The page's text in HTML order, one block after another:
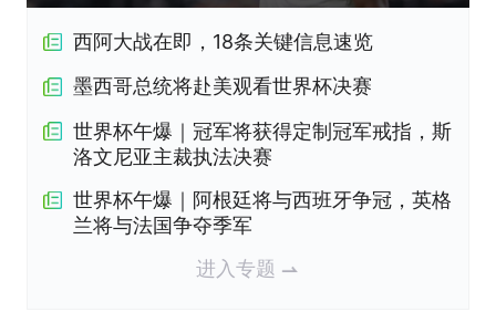
西阿大战在即，18条关键信息速览
墨西哥总统将赴美观看世界杯决赛
世界杯午爆｜冠军将获得定制冠军戒指，斯
洛文尼亚主裁执法决赛
世界杯午爆｜阿根廷将与西班牙争冠，英格
兰将与法国争夺季军
进入专题